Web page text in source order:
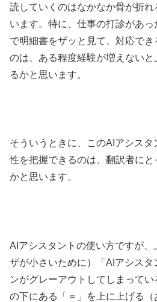
読していくのはなかなか骨が折
います。特に、仕事の打診があ
で明細書をザッと見て、対応で
のは、ある程度経験が増えない
るかと思います。
そういうときに、このAIアシス
性を把握できるのは、翻訳者に
かと思います。
AIアシスタントの使い方ですが、
ザが小さいために）「AIアシスタ
ンがグレーアウトしてしまって
の下にある「＝」を上に上げる